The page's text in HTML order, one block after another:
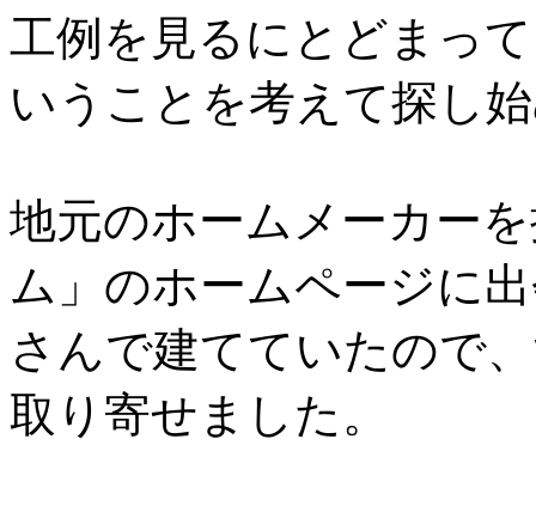
工例を見るにとどまっ
いうことを考えて探し
地元のホームメーカー
ム」のホームページに
さんで建てていたので
取り寄せました。